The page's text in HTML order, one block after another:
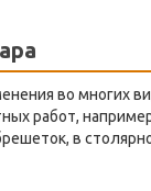
во многих
работ,
в